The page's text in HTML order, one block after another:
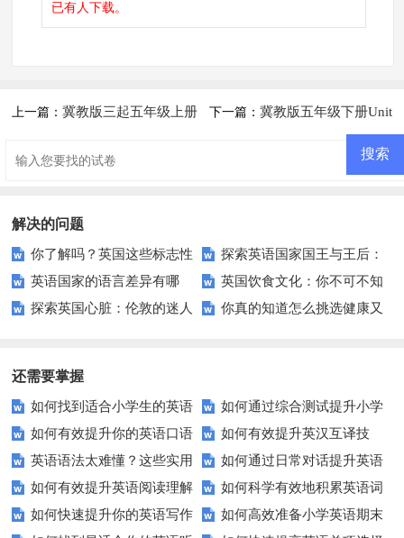
已有人下载。
上一篇：冀教版三起五年级上册 下一篇： 冀教版五年级下册Unit
解决的问题
你了解吗？英国这些标志性
建筑背后隐藏着哪些故事？
探索英语国家国王与王后：
历史角色与教育意义
英语国家的语言差异有哪
些？英国、美国、加拿大、澳大
英国饮食文化：你不可不知
的传统与现代风味？
探索英国心脏：伦敦的迷人
你真的知道怎么挑选健康又
还需要掌握
如何找到适合小学生的英语
听力练习资源？
如何通过综合测试提升小学
生英语听说读写技能？
如何有效提升你的英语口语
表达能力？这5个技巧让你说一
口流利英语！
如何有效提升英汉互译技
巧？这些方法让你翻译更精准！
英语语法太难懂？这些实用
技巧让你轻松掌握！
如何通过日常对话提升英语
口语能力？试试这5个方法！
如何有效提升英语阅读理解
能力？这些技巧让你事半功倍！
如何科学有效地积累英语词
汇？
如何快速提升你的英语写作
如何高效准备小学英语期末